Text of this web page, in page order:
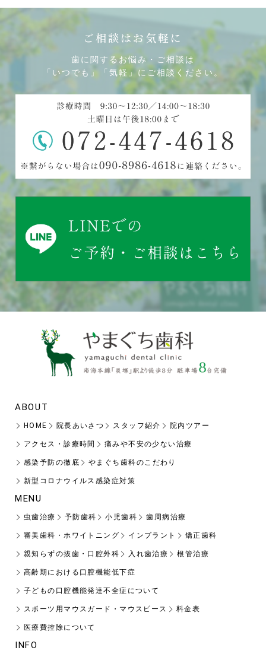
ご相談はお気軽に
歯に関するお悩み・ご相談は
「いつでも」「気軽」にご相談ください。
ABOUT
HOME 院長あいさつ スタッフ紹介 院内ツアー
アクセス・診療時間 痛みや不安の少ない治療
感染予防の徹底 やまぐち歯科のこだわり
新型コロナウイルス感染症対策
MENU
虫歯治療 予防歯科 小児歯科 歯周病治療
審美歯科・ホワイトニング インプラント 矯正歯科
親知らずの抜歯・口腔外科 入れ歯治療 根管治療
高齢期における口腔機能低下症
子どもの口腔機能発達不全症について
スポーツ用マウスガード・マウスピース 料金表
医療費控除について
INFO